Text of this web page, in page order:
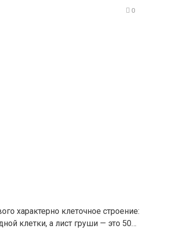
0
характерно клеточное строение:
клетки, а лист груши — это 50…